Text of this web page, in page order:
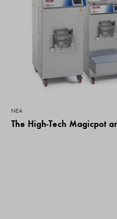
ΝΕΑ
The High-Tech Magicpot